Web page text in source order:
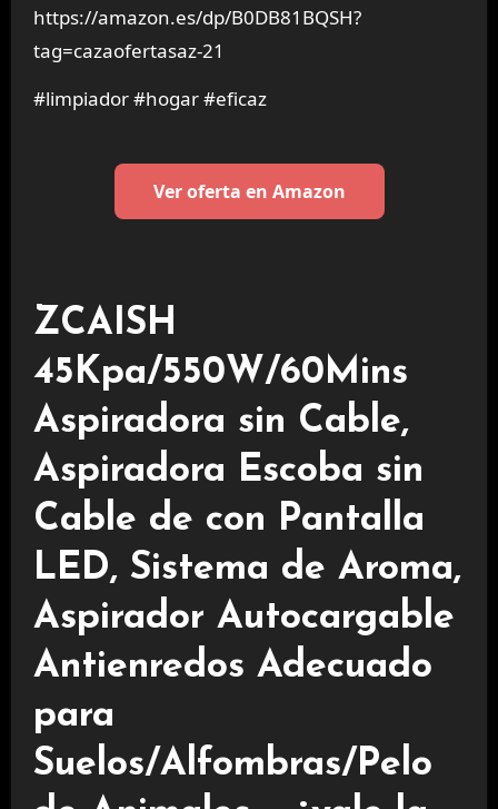
https://amazon.es/dp/B0DB81BQSH?
tag=cazaofertasaz-21
#limpiador #hogar #eficaz
Ver oferta en Amazon
ZCAISH
45Kpa/550W/60Mins
Aspiradora sin Cable,
Aspiradora Escoba sin
Cable de con Pantalla
LED, Sistema de Aroma,
Aspirador Autocargable
Antienredos Adecuado
para
Suelos/Alfombras/Pelo